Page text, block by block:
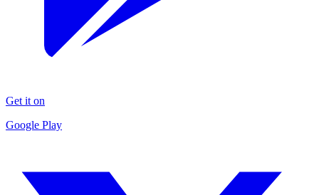
Get it on
Google Play